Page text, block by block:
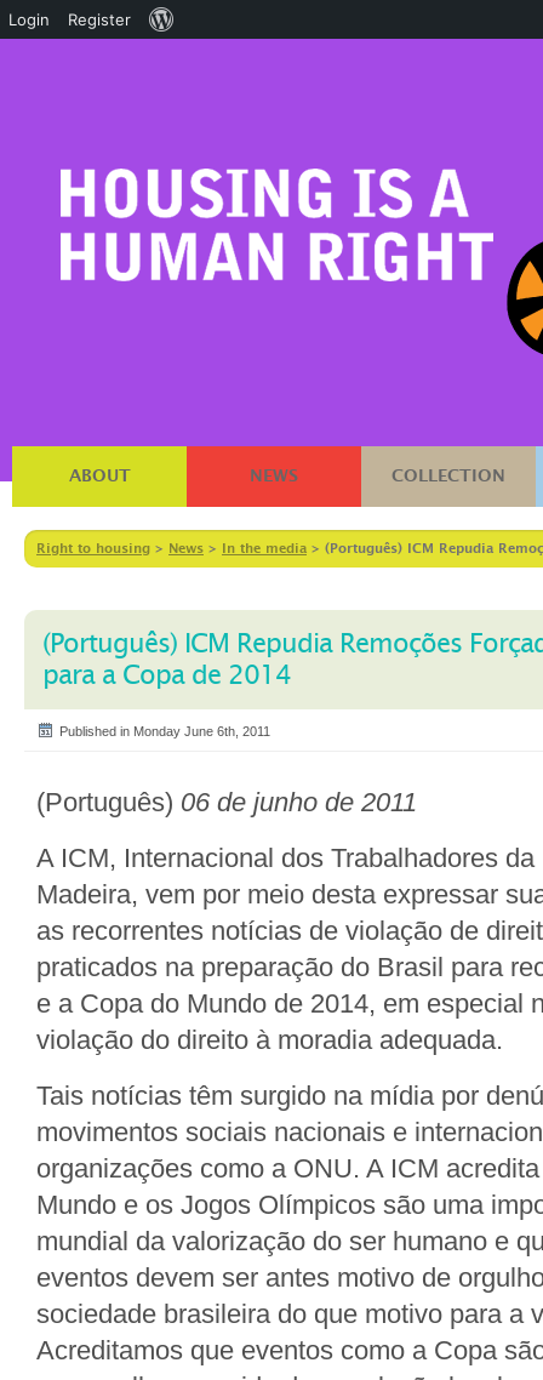
ABOUT NEWS COLLECTION
Right to housing > News > In the media > (Português) ICM Repudia
(Português) ICM Repudia Remoções
para a Copa de 2014
Published in Monday June 6th, 2011
(Português) 06 de junho de 2011
A ICM, Internacional dos Trabalhadores
Madeira, vem por meio desta expressar
as recorrentes notícias de violação de
praticados na preparação do Brasil para
e a Copa do Mundo de 2014, em especial
violação do direito à moradia adequada.
Tais notícias têm surgido na mídia por
movimentos sociais nacionais e
organizações como a ONU. A ICM
Mundo e os Jogos Olímpicos são uma
mundial da valorização do ser humano e
eventos devem ser antes motivo de
sociedade brasileira do que motivo para a
Acreditamos que eventos como a Copa
Login Register